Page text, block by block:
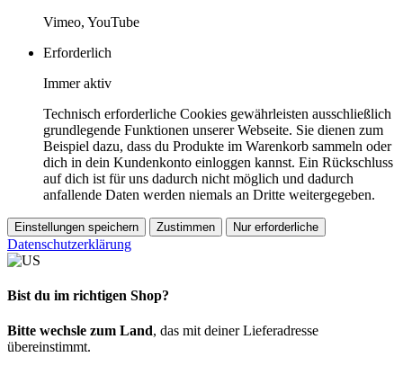
Vimeo, YouTube
Erforderlich
Immer aktiv
Technisch erforderliche Cookies gewährleisten ausschließlich
grundlegende Funktionen unserer Webseite. Sie dienen zum
Beispiel dazu, dass du Produkte im Warenkorb sammeln oder
dich in dein Kundenkonto einloggen kannst. Ein Rückschluss
auf dich ist für uns dadurch nicht möglich und dadurch
anfallende Daten werden niemals an Dritte weitergegeben.
Einstellungen speichern Zustimmen Nur erforderliche
Datenschutzerklärung
Bist du im richtigen Shop?
Bitte wechsle zum Land, das mit deiner Lieferadresse
übereinstimmt.